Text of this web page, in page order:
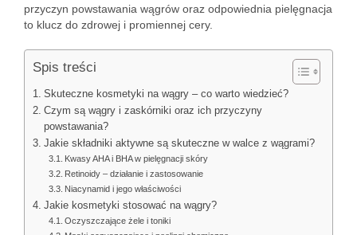
przyczyn powstawania wągrów oraz odpowiednia pielęgnacja
to klucz do zdrowej i promiennej cery.
Spis treści
Skuteczne kosmetyki na wągry – co warto wiedzieć?
Czym są wągry i zaskórniki oraz ich przyczyny
powstawania?
Jakie składniki aktywne są skuteczne w walce z wągrami?
Kwasy AHA i BHA w pielęgnacji skóry
Retinoidy – działanie i zastosowanie
Niacynamid i jego właściwości
Jakie kosmetyki stosować na wągry?
Oczyszczające żele i toniki